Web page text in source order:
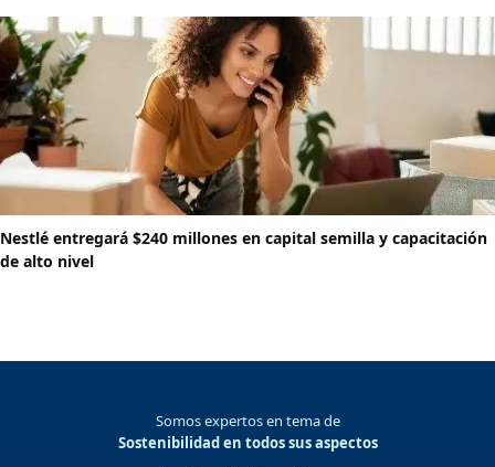
Nestlé entregará $240 millones en capital semilla y capacitación
de alto nivel
Somos expertos en tema de
Sostenibilidad en todos sus aspectos